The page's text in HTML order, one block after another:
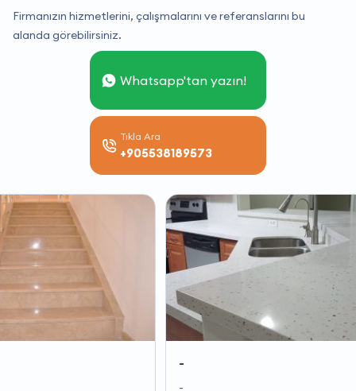
Firmanızın hizmetlerini, çalışmalarını ve referanslarını bu
alanda görebilirsiniz.
Whatsapp'tan yazın!
Tıkla Ara
+905538189573